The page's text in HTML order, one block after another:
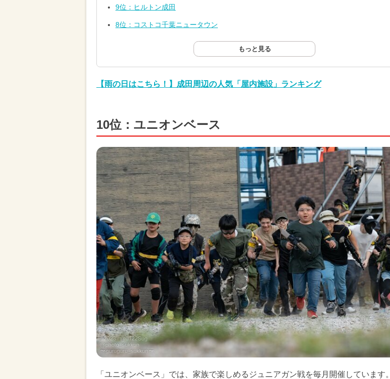
9位：ヒルトン成田
8位：コストコ千葉ニュータウン
もっと見る
【雨の日はこちら！】成田周辺の人気「屋内施設」ランキング
10位：ユニオンベース
「ユニオンベース」では、家族で楽しめるジュニアガン戦を毎月開催しています。